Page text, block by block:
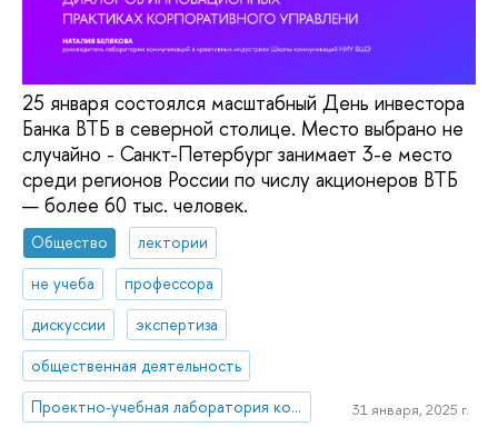
25 января состоялся масштабный День инвестора
Банка ВТБ в северной столице. Место выбрано не
случайно - Санкт-Петербург занимает 3-е место
среди регионов России по числу акционеров ВТБ
— более 60 тыс. человек.
Общество
лектории
не учеба
профессора
дискуссии
экспертиза
общественная деятельность
Проектно-учебная лаборатория коммуникаций в креативных индустриях
31 января, 2025 г.